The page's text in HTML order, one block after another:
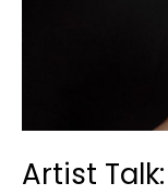
Artist